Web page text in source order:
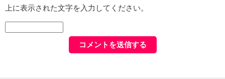
上に表示された文字を入力してください。